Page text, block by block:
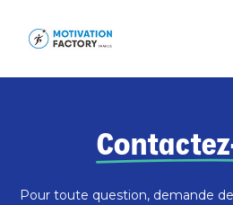
Pour toute question, demande